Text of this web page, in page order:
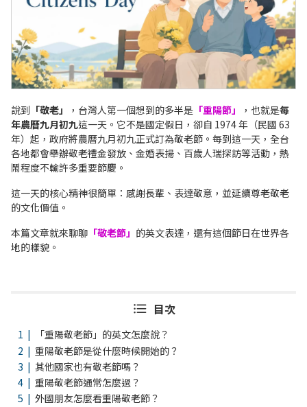
說到 「敬老」 ，台灣人第一個想到的多半是 「重陽節」 ，也就是每
年農曆九月初九這一天。它不是國定假日，卻自 1974 年（民國 63
年）起，政府將農曆九月初九正式訂為敬老節。每到這一天，全台
各地都會舉辦敬老禮金發放、金婚表揚、百歲人瑞探訪等活動，熱
鬧程度不輸許多重要節慶。
這一天的核心精神很簡單：感謝長輩、表達敬意，並延續尊老敬老
的文化價值。
本篇文章就來聊聊 「敬老節」 的英文表達，還有這個節日在世界各
地的樣貌。
目次
「重陽敬老節」的英文怎麼說？
重陽敬老節是從什麼時候開始的？
其他國家也有敬老節嗎？
重陽敬老節通常怎麼過？
外國朋友怎麼看重陽敬老節？